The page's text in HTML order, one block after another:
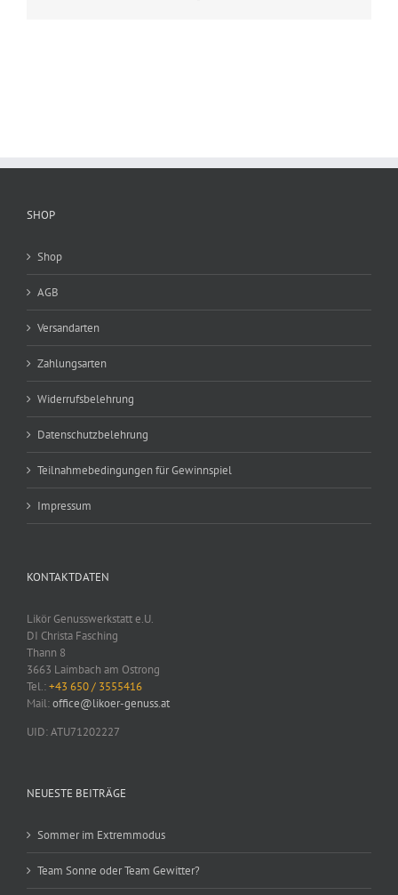
SHOP
Shop
AGB
Versandarten
Zahlungsarten
Widerrufsbelehrung
Datenschutzbelehrung
Teilnahmebedingungen für Gewinnspiel
Impressum
KONTAKTDATEN
Likör Genusswerkstatt e.U.
DI Christa Fasching
Thann 8
3663 Laimbach am Ostrong
Tel.:+43 650 / 3555416
Mail:office@likoer-genuss.at
UID: ATU71202227
NEUESTE BEITRÄGE
Sommer im Extremmodus
Team Sonne oder Team Gewitter?